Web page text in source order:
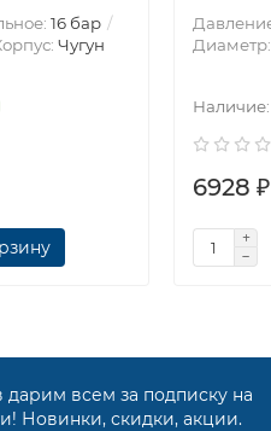
16 бар
Чугун
Диаметр:
6928 ₽
дарим всем за подписку на
Новинки, скидки, акции.